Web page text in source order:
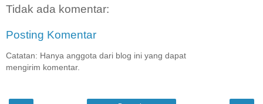
Tidak ada komentar:
Posting Komentar
Catatan: Hanya anggota dari blog ini yang dapat
mengirim komentar.